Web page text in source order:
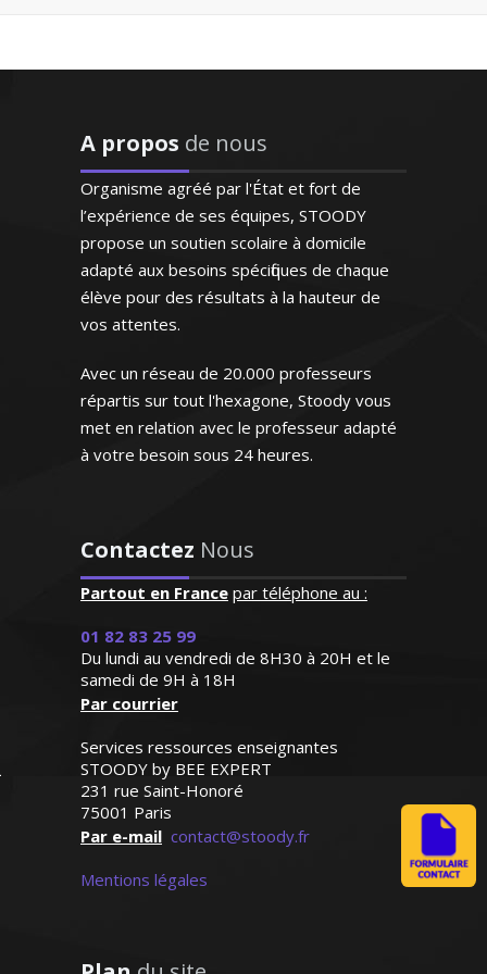
en première S)
"Respect des horaires et
maîtrise du programme ce
attentif aux besoins de ma
fille qui progresse de façon
remarquable"
Madame C.K (Verneuil sur
Seine, élève en primaire)
D’origine britannique, la langue anglaise
(écoles privées et traduction) et je donne
des cours particuliers en tenant compte
du niveau de mes élèves et de leurs
ambitions
Madame F. Marie - Professeur
d’anglais - Bordeaux
formes et ayant pour vocation de
particuliers en matière de design (design
méthode d’enseignement combine la
théorie avec la pratique pour un résultat
Madame C. Camille – Professeur
d’arts appliqués - Paris
J’enseigne l'économie et la gestion au
A propos de nous
Organisme agréé par l'État et fort de
l’expérience de ses équipes, STOODY
propose un soutien scolaire à domicile
adapté aux besoins spécifiques de chaque
élève pour des résultats à la hauteur de
vos attentes.
Avec un réseau de 20.000 professeurs
répartis sur tout l'hexagone, Stoody vous
met en relation avec le professeur adapté
à votre besoin sous 24 heures.
Contactez Nous
Partout en France par téléphone au :
01 82 83 25 99
Du lundi au vendredi de 8H30 à 20H et le
samedi de 9H à 18H
Par courrier
Services ressources enseignantes
STOODY by BEE EXPERT
231 rue Saint-Honoré
75001 Paris
Par e-mail contact@stoody.fr
Mentions légales